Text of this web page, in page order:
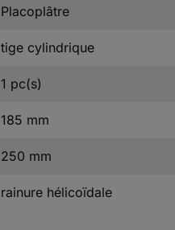
Placoplâtre
tige cylindrique
1 pc(s)
185 mm
250 mm
rainure hélicoïdale